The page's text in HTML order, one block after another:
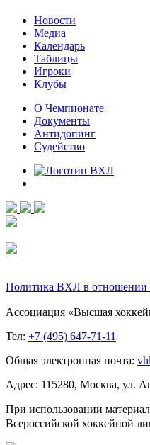
Новости
Медиа
Календарь
Таблицы
Игроки
Клубы
О Чемпионате
Документы
Антидопинг
Судейство
Политика ВХЛ в отношении
Ассоциация «Высшая
Тел: +7 (495) 647-71-11
Общая электронная почта:
Адрес: 115280, Москва, ул.
При использовании
Всероссийской хоккейной